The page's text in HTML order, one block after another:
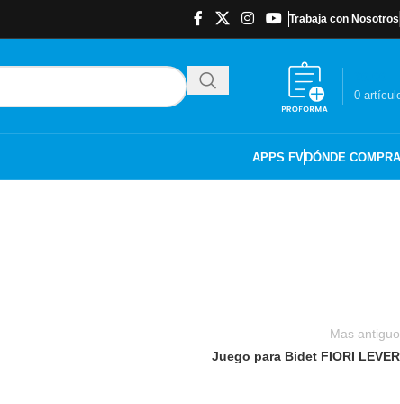
Trabaja con Nosotros
0
APPS FVDÓNDE
Mas antiguo
Juego para Bidet FIORI LEVER